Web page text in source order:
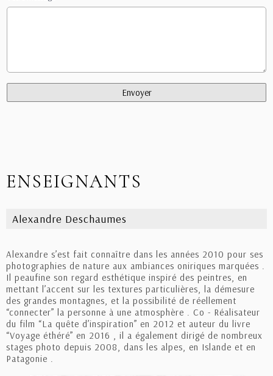
Envoyer
ENSEIGNANTS
Alexandre Deschaumes
Alexandre s’est fait connaître dans les années 2010 pour ses
photographies de nature aux ambiances oniriques marquées .
Il peaufine son regard esthétique inspiré des peintres, en
mettant l’accent sur les textures particulières, la démesure
des grandes montagnes, et la possibilité de réellement
“connecter” la personne à une atmosphère . Co - Réalisateur
du film “La quête d’inspiration” en 2012 et auteur du livre
“Voyage éthéré” en 2016 , il a également dirigé de nombreux
stages photo depuis 2008, dans les alpes, en Islande et en
Patagonie .